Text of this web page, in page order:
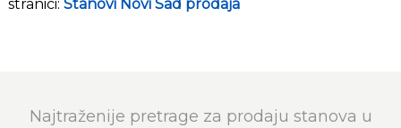
stranici: Stanovi Novi Sad prodaja
Najtraženije pretrage za prodaju stanova u